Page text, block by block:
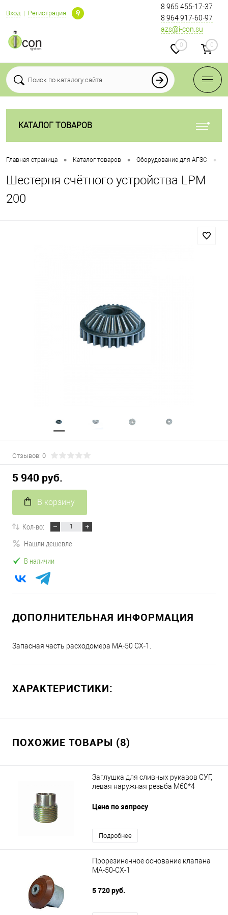
Вход Регистрация
8 965 455-17-37
8 964 917-60-97
azs@i-con.su
0 0
КАТАЛОГ ТОВАРОВ
Главная страница • Каталог товаров • Оборудование для АГЗС •
Шестерня счётного устройства LPM
200
Отзывов: 0
5 940 руб.
В корзину
Кол-во:
Нашли дешевле
В наличии
ДОПОЛНИТЕЛЬНАЯ ИНФОРМАЦИЯ
Запасная часть расходомера MA-50 CX-1.
ХАРАКТЕРИСТИКИ:
ПОХОЖИЕ ТОВАРЫ (8)
Заглушка для сливных рукавов СУГ,
левая наружная резьба М60*4
Цена по запросу
Подробнее
Прорезиненное основание клапана
MA-50-CX-1
5 720 руб.